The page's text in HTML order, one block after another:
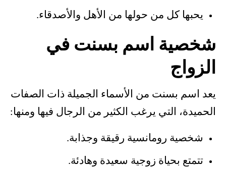
يحبها كل من حولها من الأهل والأصدقاء.
شخصية اسم بسنت في
الزواج
يعد اسم بسنت من الأسماء الجميلة ذات الصفات
الحميدة، التي يرغب الكثير من الرجال فيها ومنها:
شخصية رومانسية رقيقة وجذابة.
تتمتع بحياة زوجية سعيدة وهادئة.